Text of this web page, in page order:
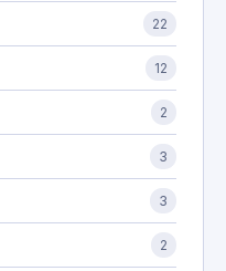
22
12
2
3
3
2